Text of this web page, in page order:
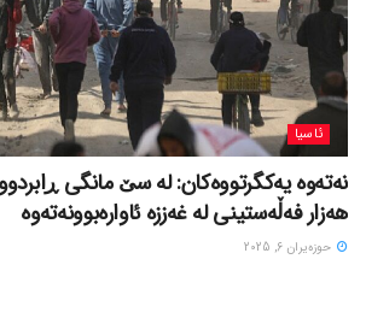
ئاسیا
هەزار فەڵەستینی لە غەززە ئاوارەبوونەتەوە
حوزه‌یران 6, 2025